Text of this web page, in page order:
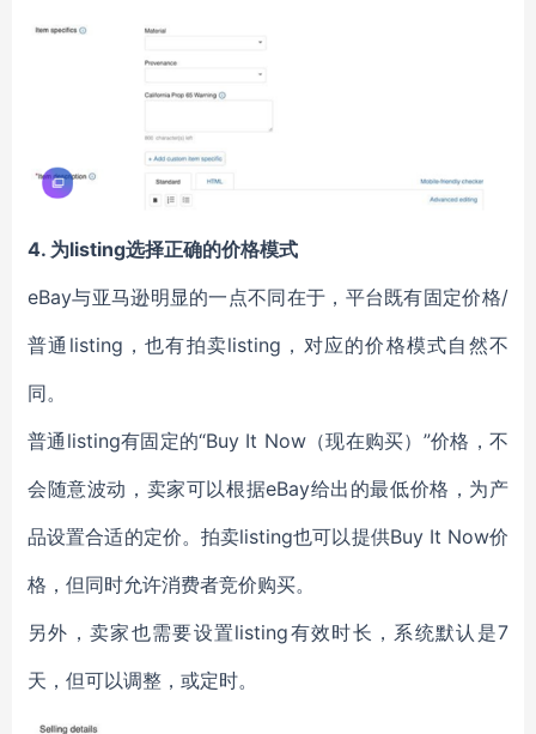
4. 为listing选择正确的价格模式
eBay与亚马逊明显的一点不同在于，平台既有固定价格/
普通listing，也有拍卖listing，对应的价格模式自然不
同。
普通listing有固定的“Buy It Now（现在购买）”价格，不
会随意波动，卖家可以根据eBay给出的最低价格，为产
品设置合适的定价。拍卖listing也可以提供Buy It Now价
格，但同时允许消费者竞价购买。
另外，卖家也需要设置listing有效时长，系统默认是7
天，但可以调整，或定时。